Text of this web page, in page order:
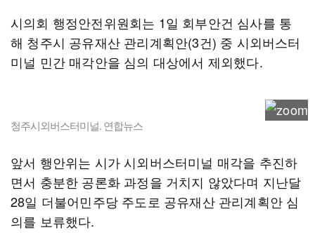
시의회 행정안전위원회는 1일 회부안건 심사를 통
해 청주시 공유재산 관리계획안(3건) 중 시외버스터
미널 민간 매각안을 심의 대상에서 제외했다.
청주시외버스터미널. 연합뉴스
앞서 행안위는 시가 시외버스터미널 매각을 추진하
면서 충분한 공론화 과정을 거치지 않았다며 지난달
28일 더불어민주당 주도로 공유재산 관리계획안 심
의를 보류했다.